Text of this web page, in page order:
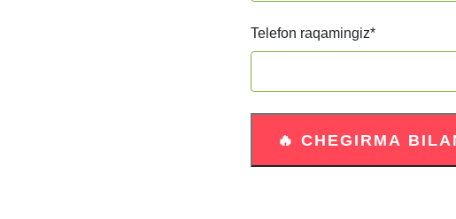
Telefon raqamingiz*